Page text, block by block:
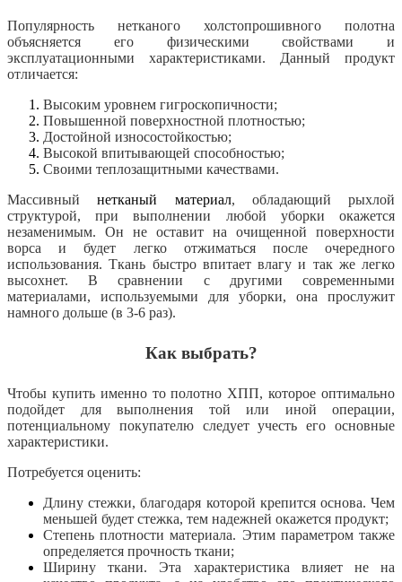
Популярность нетканого холстопрошивного полотна
объясняется его физическими свойствами и
эксплуатационными характеристиками. Данный продукт
отличается:
Высоким уровнем гигроскопичности;
Повышенной поверхностной плотностью;
Достойной износостойкостью;
Высокой впитывающей способностью;
Своими теплозащитными качествами.
Массивныйнетканый материал, обладающий рыхлой
структурой, при выполнении любой уборки окажется
незаменимым. Он не оставит на очищенной поверхности
ворса и будет легко отжиматься после очередного
использования. Ткань быстро впитает влагу и так же легко
высохнет. В сравнении с другими современными
материалами, используемыми для уборки, она прослужит
намного дольше (в 3-6 раз).
Как выбрать?
Чтобы купить именно то полотно ХПП, которое оптимально
подойдет для выполнения той или иной операции,
потенциальному покупателю следует учесть его основные
характеристики.
Потребуется оценить:
Длину стежки, благодаря которой крепится основа. Чем
меньшей будет стежка, тем надежней окажется продукт;
Степень плотности материала. Этим параметром также
определяется прочность ткани;
Ширину ткани. Эта характеристика влияет не на